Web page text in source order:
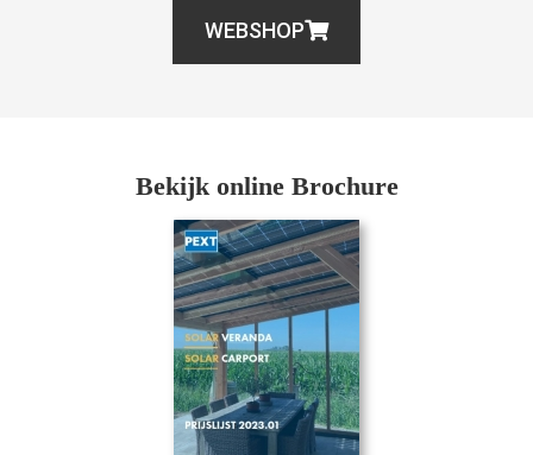
WEBSHOP
Bekijk online Brochure